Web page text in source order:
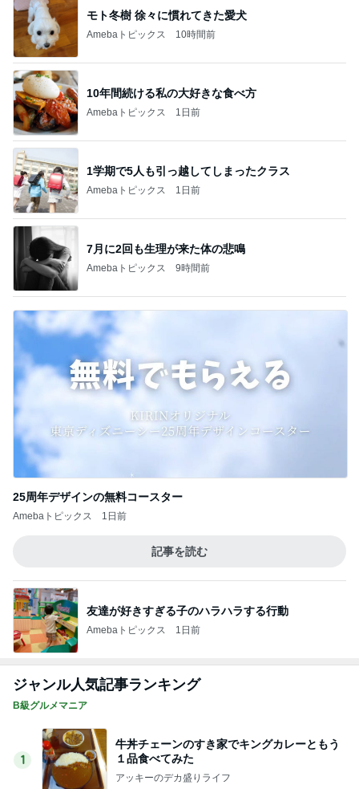
モト冬樹 徐々に慣れてきた愛犬
Amebaトピックス 10時間前
10年間続ける私の大好きな食べ方
Amebaトピックス 1日前
1学期で5人も引っ越してしまったクラス
Amebaトピックス 1日前
7月に2回も生理が来た体の悲鳴
Amebaトピックス 9時間前
25周年デザインの無料コースター
Amebaトピックス 1日前
記事を読む
友達が好きすぎる子のハラハラする行動
Amebaトピックス 1日前
ジャンル人気記事ランキング
B級グルメマニア
1
牛丼チェーンのすき家でキングカレーともう
１品食べてみた
アッキーのデカ盛りライフ